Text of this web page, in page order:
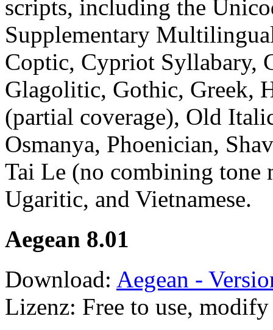
scripts, including the
Supplementary
Coptic, Cypriot Syllabary,
Glagolitic, Gothic, Greek,
(partial coverage), Old
Osmanya, Phoenician,
Tai Le (no combining tone
Ugaritic, and Vietnamese.
Aegean 8.01
Download: Aegean -
Lizenz: Free to use,